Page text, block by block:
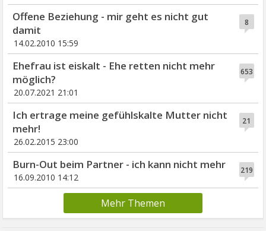
8
Offene Beziehung - mir geht es nicht gut
damit
14.02.2010 15:59
653
Ehefrau ist eiskalt - Ehe retten nicht mehr
möglich?
20.07.2021 21:01
21
Ich ertrage meine gefühlskalte Mutter nicht
mehr!
26.02.2015 23:00
219
Burn-Out beim Partner - ich kann nicht mehr
16.09.2010 14:12
Mehr Themen